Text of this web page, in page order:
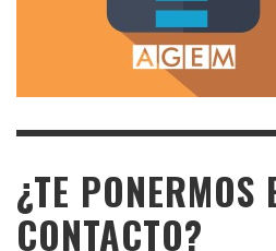
¿TE PONERMOS
CONTACTO?